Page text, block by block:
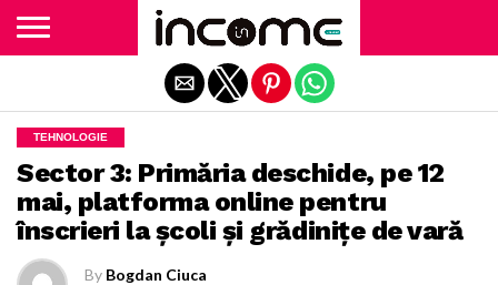
TEHNOLOGIE
Sector 3: Primăria deschide, pe 12
mai, platforma online pentru
înscrieri la școli și grădinițe de vară
By Bogdan Ciuca
Exit mobile version